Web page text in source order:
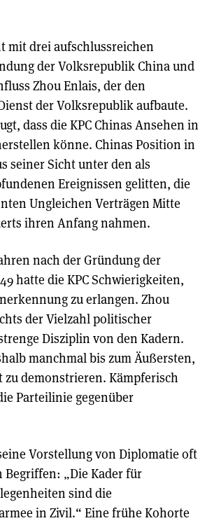
mit drei aufschlussreichen
der Volksrepublik China und
Zhou Enlais, der den
der Volksrepublik aufbaute.
dass die KPC Chinas Ansehen in
könne. Chinas Position in
seiner Sicht unter den als
Ereignissen gelitten, die
Ungleichen Verträgen Mitte
ihren Anfang nahmen.
nach der Gründung der
hatte die KPC Schwierigkeiten,
zu erlangen. Zhou
der Vielzahl politischer
Disziplin von den Kadern.
manchmal bis zum Äußersten,
demonstrieren. Kämpferisch
Parteilinie gegenüber
Vorstellung von Diplomatie oft
„Die Kader für
sind die
in Zivil.“ Eine frühe Kohorte